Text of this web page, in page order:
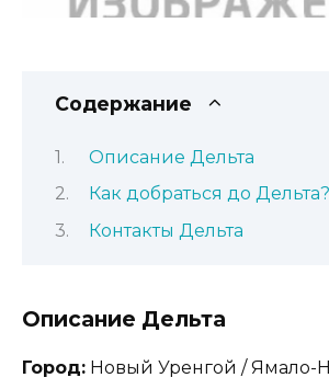
Содержание
Описание Дельта
Как добраться до Дельта?
Контакты Дельта
Описание Дельта
Город: Новый Уренгой /